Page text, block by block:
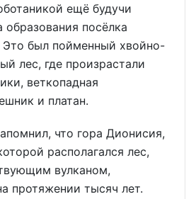
ещё будучи
посёлка
Это был пойменный хвойно-
лес, где произрастали
веткопадная
и платан.
что гора Дионисия,
располагался лес,
вулканом,
протяжении тысяч лет.